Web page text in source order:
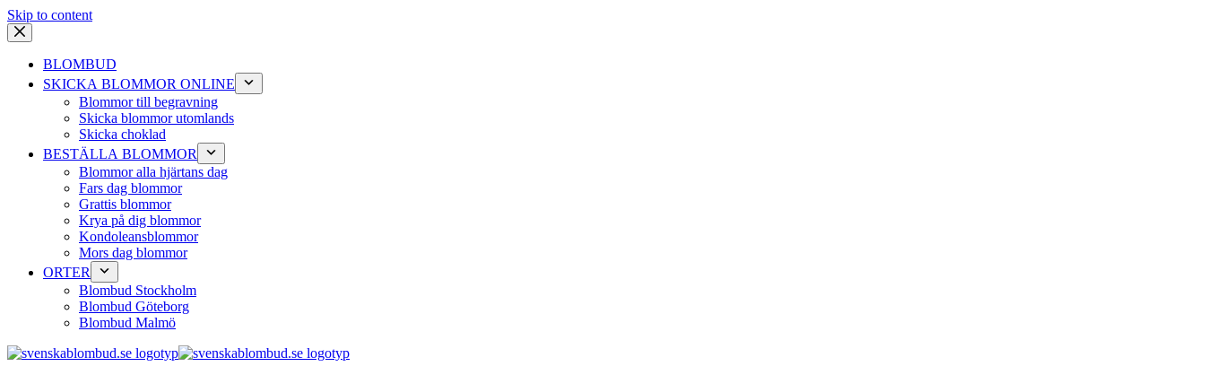
Skip to content
BLOMBUD
SKICKA BLOMMOR ONLINE
Blommor till begravning
Skicka blommor utomlands
Skicka choklad
BESTÄLLA BLOMMOR
Blommor alla hjärtans dag
Fars dag blommor
Grattis blommor
Krya på dig blommor
Kondoleansblommor
Mors dag blommor
ORTER
Blombud Stockholm
Blombud Göteborg
Blombud Malmö